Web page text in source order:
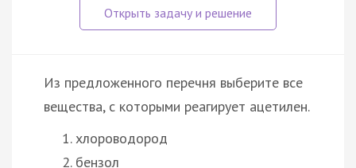
Из предложенного перечня выберите все
вещества, с которыми реагирует ацетилен.
хлороводород
бензол